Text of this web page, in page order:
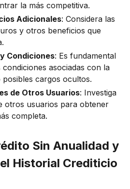
la más competitiva.
Adicionales: Considera las
y otros beneficios que
Condiciones: Es fundamental
asociadas con la
cargos ocultos.
de Otros Usuarios: Investiga
otros usuarios para obtener
completa.
Sin Anualidad y
Historial Crediticio